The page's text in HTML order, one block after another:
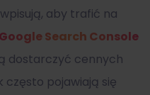
aby trafić na
Google Search Console
dostarczyć cennych
pojawiają się